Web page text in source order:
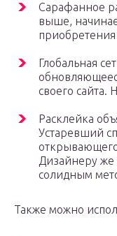
Сарафанное
выше,
Глобальная
своего сайта.
Расклейка
Устаревший
Дизайнеру же
солидным
Также можно